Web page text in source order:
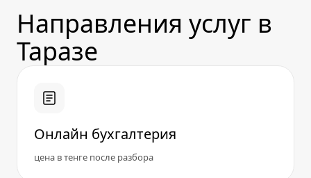
Направления услуг в
Таразе
Онлайн бухгалтерия
цена в тенге после разбора